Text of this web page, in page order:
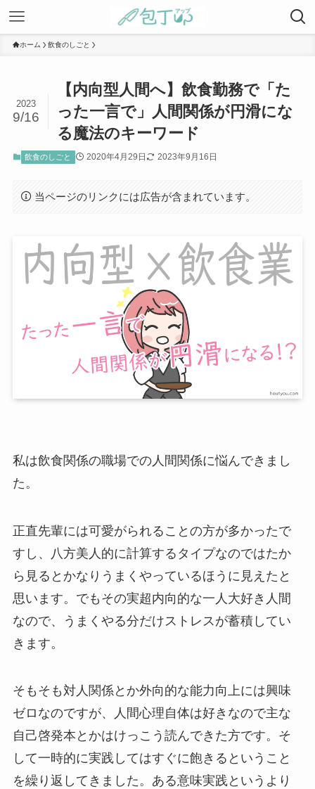
ホーム 飲食のしごと
【内向型人間へ】飲食勤務で「た
った一言で」人間関係が円滑にな
る魔法のキーワード
2023
9/16
飲食のしごと 2020年4月29日 2023年9月16日
当ページのリンクには広告が含まれています。
私は飲食関係の職場での人間関係に悩んできまし
た。
正直先輩には可愛がられることの方が多かったで
すし、八方美人的に計算するタイプなのではたか
ら見るとかなりうまくやっているほうに見えたと
思います。でもその実超内向的な一人大好き人間
なので、うまくやる分だけストレスが蓄積してい
きます。
そもそも対人関係とか外向的な能力向上には興味
ゼロなのですが、人間心理自体は好きなので主な
自己啓発本とかはけっこう読んできた方です。そ
して一時的に実践してはすぐに飽きるということ
を繰り返してきました。ある意味実践というより